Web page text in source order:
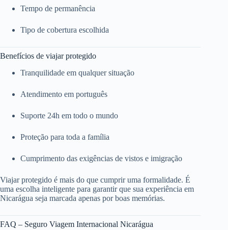
Tempo de permanência
Tipo de cobertura escolhida
Benefícios de viajar protegido
Tranquilidade em qualquer situação
Atendimento em português
Suporte 24h em todo o mundo
Proteção para toda a família
Cumprimento das exigências de vistos e imigração
Viajar protegido é mais do que cumprir uma formalidade. É
uma escolha inteligente para garantir que sua experiência em
Nicarágua seja marcada apenas por boas memórias.
FAQ – Seguro Viagem Internacional Nicarágua